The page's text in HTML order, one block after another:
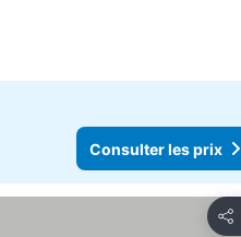
Consulter les prix